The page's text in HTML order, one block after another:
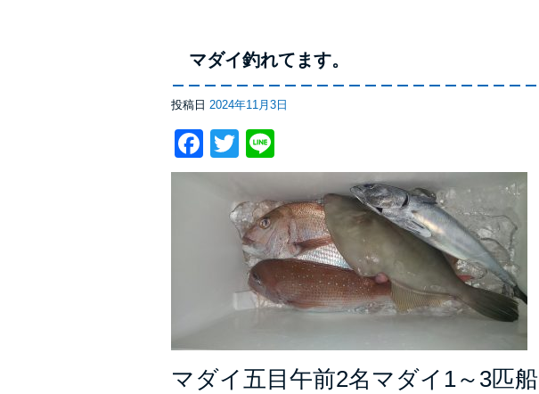
マダイ釣れてます。
投稿日 2024年11月3日
Facebook
Twitter
マダイ五目午前2名マダイ1～3匹